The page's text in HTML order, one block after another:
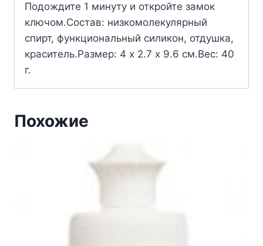
Подождите 1 минуту и откройте замок
ключом.Состав: низкомолекулярный
спирт, функциональный силикон, отдушка,
краситель.Размер: 4 х 2.7 х 9.6 см.Вес: 40
г.
Похожие